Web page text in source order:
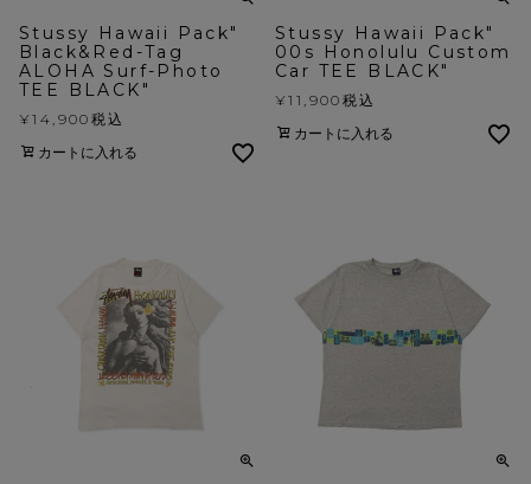
Stussy Hawaii Pack"
Black&Red-Tag
ALOHA Surf-Photo
TEE BLACK"
¥14,900 税込
カートに入れる
Stussy Hawaii Pack"
00s Honolulu Custom
Car TEE BLACK"
¥11,900 税込
カートに入れる